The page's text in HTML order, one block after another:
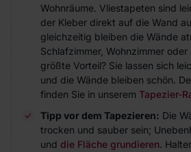
Wohnräume. Vliestapeten sind
der Kleber direkt auf die Wand
gleichzeitig bleiben die Wände
Schlafzimmer, Wohnzimmer
größte Vorteil? Sie lassen sich
und die Wände bleiben schön.
finden Sie in unserem Tapezier-
Tipp vor dem Tapezieren: Die
trocken und sauber sein;
und die Fläche grundieren.